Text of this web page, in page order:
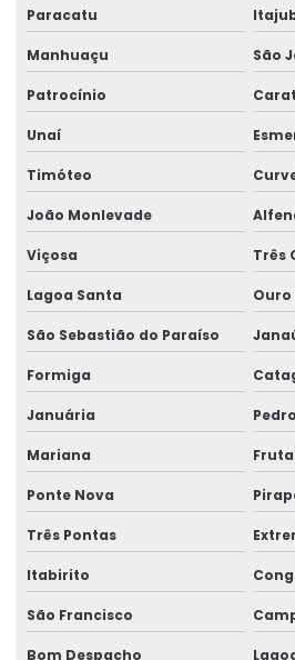
Impressão De Rótulos Adesivos
Impressão De Rótulos Adesivos
Impressora Etiqueta Termica
Impressora Etiqueta Zebra
Impressora Termica
Impressora Térmica De Etiquetas
Impressora Térmica Etiqueta
Impressora Termica Zebra
Impressora Zebra
Impressora Zebra Etiqueta
Mini Impressora Termica
Onde Comprar Etiqueta Termica Para
Paracatu
Manhuaçu São
Patrocínio
Unaí
Timóteo
João Monlevade
Viçosa Três
Lagoa Santa Ouro
São Sebastião do Paraíso
Formiga
Januária
Mariana
Ponte Nova
Três Pontas
Itabirito
São Francisco
Bom Despacho